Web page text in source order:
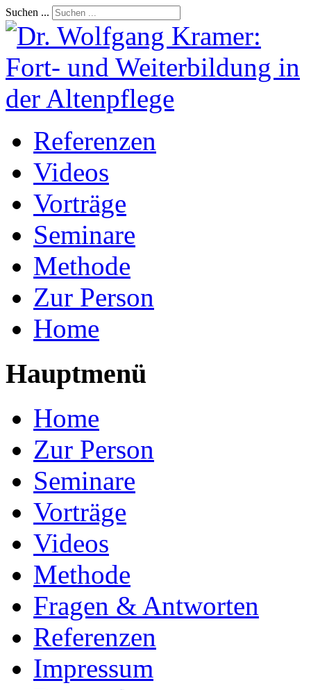
Suchen ...
Referenzen
Videos
Vorträge
Seminare
Methode
Zur Person
Home
Hauptmenü
Home
Zur Person
Seminare
Vorträge
Videos
Methode
Fragen & Antworten
Referenzen
Impressum